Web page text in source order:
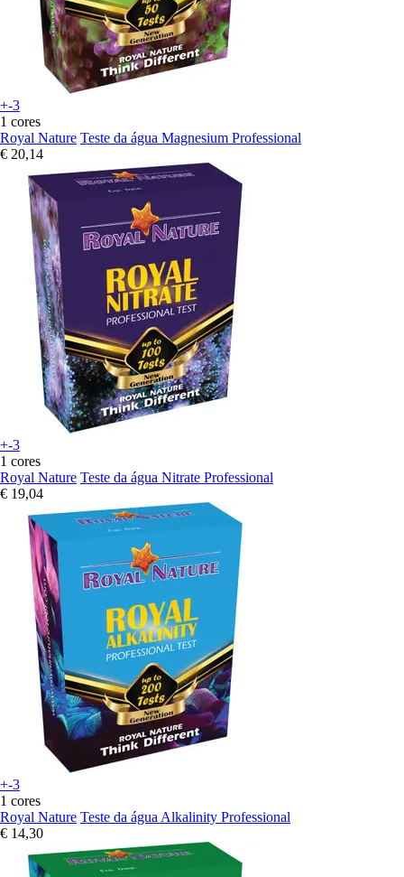
+-3
1 cores
Royal Nature Teste da água Magnesium Professional
€ 20,14
+-3
1 cores
Royal Nature Teste da água Nitrate Professional
€ 19,04
+-3
1 cores
Royal Nature Teste da água Alkalinity Professional
€ 14,30